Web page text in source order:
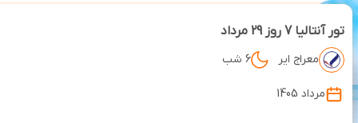
تور آنتالیا 7 روز 29 مرداد
معراج ایر 6 شب
مرداد 1405